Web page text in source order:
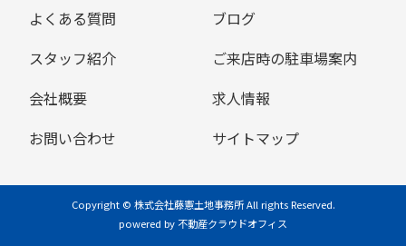
よくある質問
ブログ
スタッフ紹介
ご来店時の駐車場案内
会社概要
求人情報
お問い合わせ
サイトマップ
Copyright © 株式会社藤憲土地事務所 All rights Reserved.
powered by 不動産クラウドオフィス